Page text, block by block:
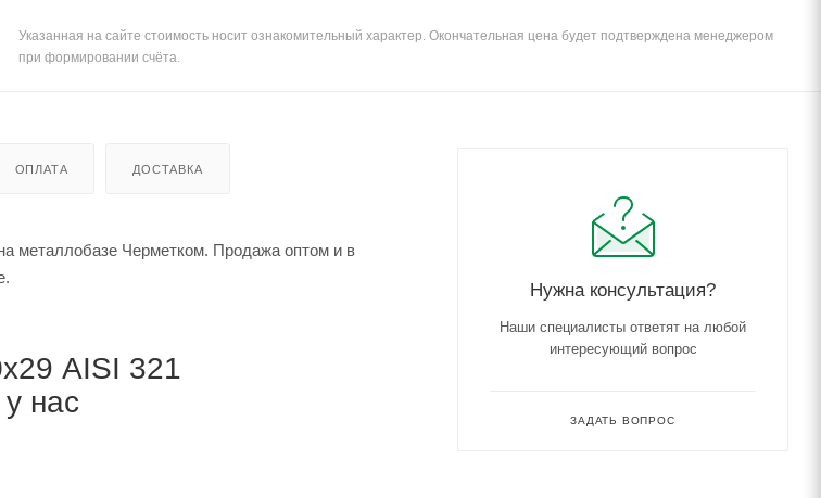
Указанная на сайте стоимость носит ознакомительный характер. Окончательная цена будет подтверждена менеджером
при формировании счёта.
ОПЛАТА ДОСТАВКА
металлобазе Черметком. Продажа оптом и в
AISI 321
нас
Нужна консультация?
Наши специалисты ответят на любой
интересующий вопрос
ЗАДАТЬ ВОПРОС